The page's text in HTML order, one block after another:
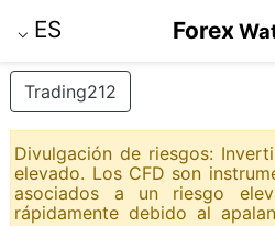
⌵ ES Forex
Trading212
Divulgación de riesgos:
elevado. Los CFD son
asociados a un riesgo
rápidamente debido al